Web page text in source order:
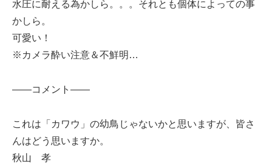
水圧に耐える為かしら。。。それとも個体によっての事
かしら。
可愛い！
※カメラ酔い注意＆不鮮明…
——コメント——
これは「カワウ」の幼鳥じゃないかと思いますが、皆さ
んはどう思いますか。
秋山 孝